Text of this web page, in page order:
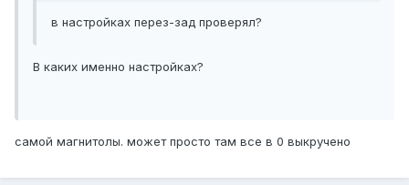
в настройках перез-зад проверял?
В каких именно настройках?
самой магнитолы. может просто там все в 0 выкручено